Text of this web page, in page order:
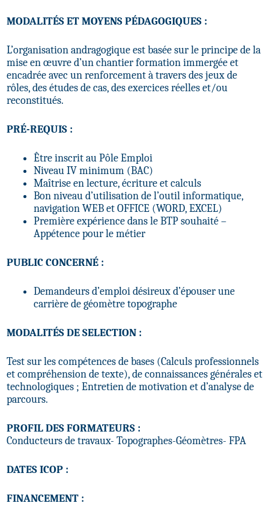
MODALITÉSET MOYENS PÉDAGOGIQUES :
L’organisation andragogique est basée sur le principe de la
mise en œuvre d’un chantier formation immergée et
encadrée avec un renforcement à travers des jeux de
rôles, des études de cas, des exercices réelles et/ou
reconstitués.
PRÉ-REQUIS :
Être inscrit au Pôle Emploi
Niveau IV minimum (BAC)
Maîtrise en lecture, écriture et calculs
Bon niveau d’utilisation de l’outil informatique,
navigation WEB et OFFICE (WORD, EXCEL)
Première expérience dans le BTP souhaité –
Appétence pour le métier
PUBLIC CONCERNÉ :
Demandeurs d’emploi désireux d’épouser une
carrière de géomètre topographe
MODALITÉS DE SELECTION :
Test sur les compétences de bases (Calculs professionnels
et compréhension de texte), de connaissances générales et
technologiques ; Entretien de motivation et d’analyse de
parcours.
PROFIL DES FORMATEURS :
Conducteurs de travaux- Topographes-Géomètres- FPA
DATES ICOP :
FINANCEMENT :